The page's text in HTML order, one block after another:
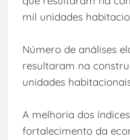
mil unidades
Número de análises
resultaram na
unidades
A melhoria dos
fortalecimento da